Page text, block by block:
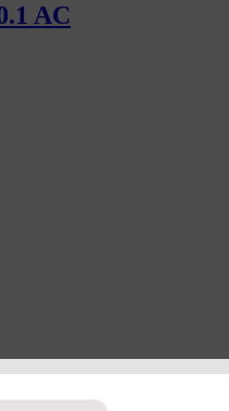
AC
AC